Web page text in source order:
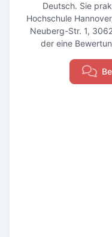
Deutsch. Sie
Hochschule
Neuberg-Str. 1,
der eine